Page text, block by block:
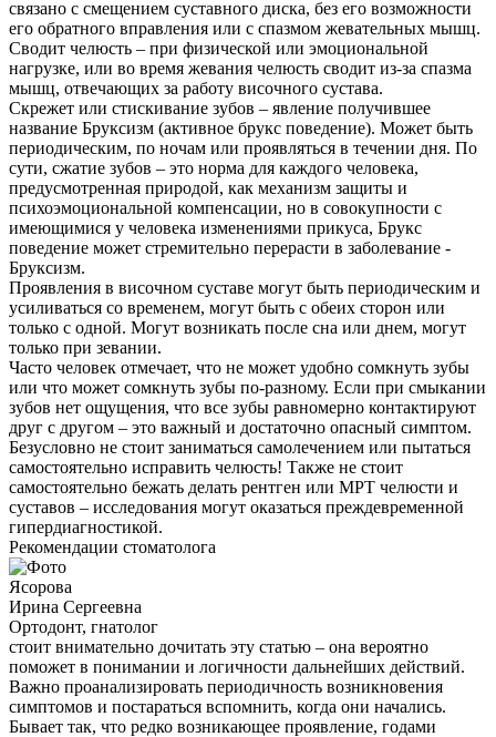
связано с смещением суставного диска, без его возможности
его обратного вправления или с спазмом жевательных мышц.
Сводит челюсть – при физической или эмоциональной
нагрузке, или во время жевания челюсть сводит из-за спазма
мышц, отвечающих за работу височного сустава.
Скрежет или стискивание зубов – явление получившее
название Бруксизм (активное брукс поведение). Может быть
периодическим, по ночам или проявляться в течении дня. По
сути, сжатие зубов – это норма для каждого человека,
предусмотренная природой, как механизм защиты и
психоэмоциональной компенсации, но в совокупности с
имеющимися у человека изменениями прикуса, Брукс
поведение может стремительно перерасти в заболевание -
Бруксизм.
Проявления в височном суставе могут быть периодическим и
усиливаться со временем, могут быть с обеих сторон или
только с одной. Могут возникать после сна или днем, могут
только при зевании.
Часто человек отмечает, что не может удобно сомкнуть зубы
или что может сомкнуть зубы по-разному. Если при смыкании
зубов нет ощущения, что все зубы равномерно контактируют
друг с другом – это важный и достаточно опасный симптом.
Безусловно не стоит заниматься самолечением или пытаться
самостоятельно исправить челюсть! Также не стоит
самостоятельно бежать делать рентген или МРТ челюсти и
суставов – исследования могут оказаться преждевременной
гипердиагностикой.
Рекомендации стоматолога
Ясорова
Ирина Сергеевна
Ортодонт, гнатолог
стоит внимательно дочитать эту статью – она вероятно
поможет в понимании и логичности дальнейших действий.
Важно проанализировать периодичность возникновения
симптомов и постараться вспомнить, когда они начались.
Бывает так, что редко возникающее проявление, годами